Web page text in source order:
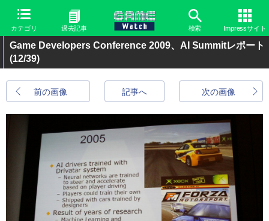
カテゴリ 過去記事 検索 Impressサイト
Game Developers Conference 2009、AI Summitレポート
(12/39)
前の画像 次の画像
記事へ